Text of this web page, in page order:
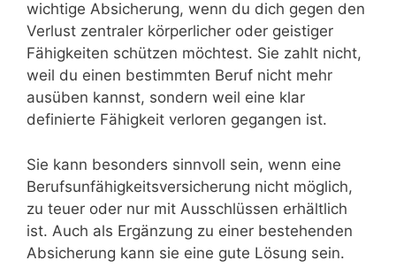
wichtige Absicherung, wenn du dich gegen den
Verlust zentraler körperlicher oder geistiger
Fähigkeiten schützen möchtest. Sie zahlt nicht,
weil du einen bestimmten Beruf nicht mehr
ausüben kannst, sondern weil eine klar
definierte Fähigkeit verloren gegangen ist.
Sie kann besonders sinnvoll sein, wenn eine
Berufsunfähigkeitsversicherung nicht möglich,
zu teuer oder nur mit Ausschlüssen erhältlich
ist. Auch als Ergänzung zu einer bestehenden
Absicherung kann sie eine gute Lösung sein.